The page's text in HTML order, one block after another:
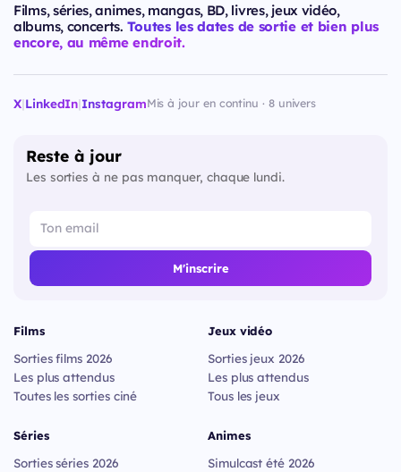
Films, séries, animes, mangas, BD, livres, jeux vidéo,
albums, concerts. Toutes les dates de sortie et bien plus
encore, au même endroit.
X|LinkedIn|InstagramMis à jour en continu · 8 univers
Reste à jour
Les sorties à ne pas manquer, chaque lundi.
M'inscrire
Films
Sorties films 2026
Les plus attendus
Toutes les sorties ciné
Séries
Sorties séries 2026
Jeux vidéo
Sorties jeux 2026
Les plus attendus
Tous les jeux
Animes
Simulcast été 2026